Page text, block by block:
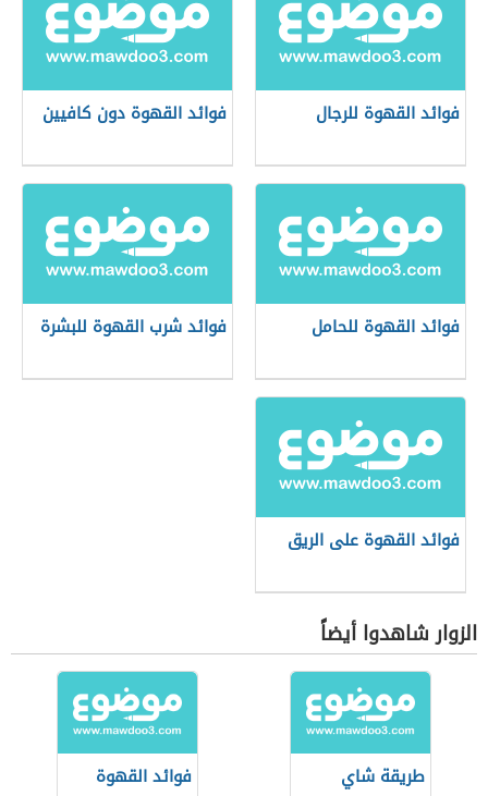
فوائد القهوة للرجال فوائد القهوة دون كافيين
فوائد القهوة للحامل فوائد شرب القهوة للبشرة
فوائد القهوة على الريق
الزوار شاهدوا أيضاً
طريقة شاي
فوائد القهوة